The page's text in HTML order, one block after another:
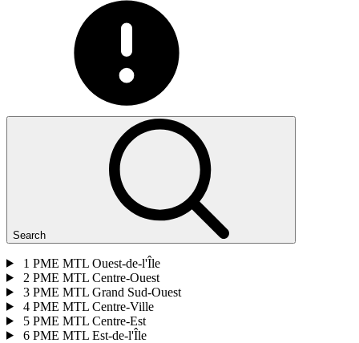
Search
1 PME MTL Ouest-de-l'Île
2 PME MTL Centre-Ouest
3 PME MTL Grand Sud-Ouest
4 PME MTL Centre-Ville
5 PME MTL Centre-Est
6 PME MTL Est-de-l'Île